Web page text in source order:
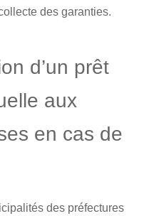
des garanties.
d’un prêt
aux
en cas de
des préfectures